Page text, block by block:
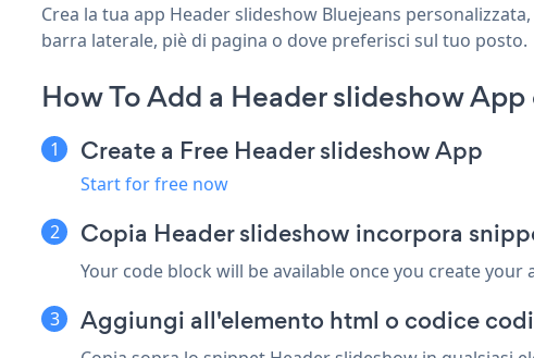
Crea la tua app Header slideshow Bluejeans
barra laterale, piè di pagina o dove preferisci sul tuo posto.
How To Add a Header slideshow
Create a Free Header slideshow App
Start for free now
Copia Header slideshow incorpora
Your code block will be available once you create your
Aggiungi all'elemento html o codice